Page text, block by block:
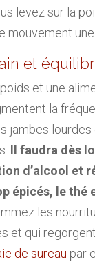
levez sur la
mouvement
et
et une
la
jambes lourdes
Il faudra dès
d’alcool et
épicés, le thé
les
et qui
de sureau par